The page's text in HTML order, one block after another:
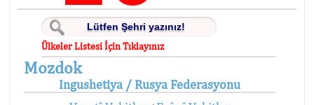
Ülkeler Listesi İçin Tıklayınız
Mozdok
Ingushetiya / Rusya Federasyonu